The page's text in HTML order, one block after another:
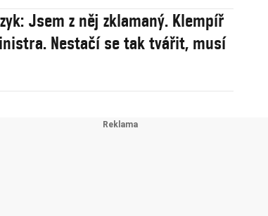
Jsem z něj zklamaný. Klempíř
Nestačí se tak tvářit, musí